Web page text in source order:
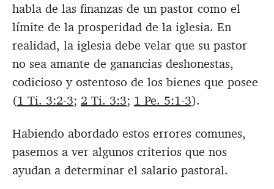
habla de las finanzas de un pastor como el
límite de la prosperidad de la iglesia. En
realidad, la iglesia debe velar que su pastor
no sea amante de ganancias deshonestas,
codicioso y ostentoso de los bienes que posee
(1 Ti. 3:2-3; 2 Ti. 3:3; 1 Pe. 5:1-3).
Habiendo abordado estos errores comunes,
pasemos a ver algunos criterios que nos
ayudan a determinar el salario pastoral.